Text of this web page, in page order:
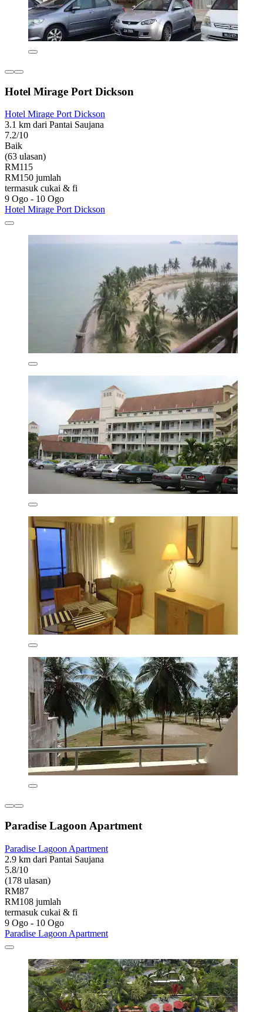
Hotel Mirage Port Dickson
Hotel Mirage Port Dickson
3.1 km dari Pantai Saujana
7.2/10
Baik
(63 ulasan)
RM115
RM150 jumlah
termasuk cukai & fi
9 Ogo - 10 Ogo
Hotel Mirage Port Dickson
Paradise Lagoon Apartment
Paradise Lagoon Apartment
2.9 km dari Pantai Saujana
5.8/10
(178 ulasan)
RM87
RM108 jumlah
termasuk cukai & fi
9 Ogo - 10 Ogo
Paradise Lagoon Apartment